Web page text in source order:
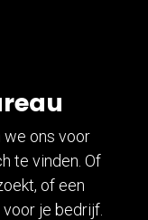
we ons voor
te vinden. Of
of een
je bedrijf.